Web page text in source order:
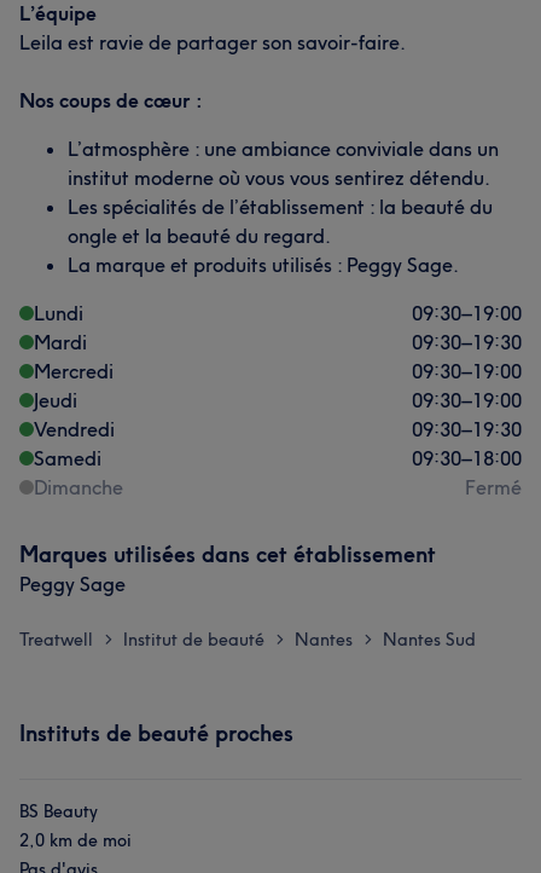
L’équipe
Leila est ravie de partager son savoir-faire.
Nos coups de cœur :
L’atmosphère : une ambiance conviviale dans un
institut moderne où vous vous sentirez détendu.
Les spécialités de l’établissement : la beauté du
ongle et la beauté du regard.
La marque et produits utilisés : Peggy Sage.
Lundi
09:30–19:00
Mardi
09:30–19:30
Mercredi
09:30–19:00
Jeudi
09:30–19:00
Vendredi
09:30–19:30
Samedi
09:30–18:00
Dimanche
Fermé
Marques utilisées dans cet établissement
Peggy Sage
Treatwell > Institut de beauté > Nantes > Nantes Sud
Instituts de beauté proches
BS Beauty
2,0 km de moi